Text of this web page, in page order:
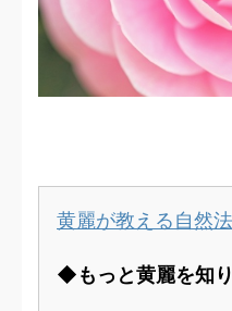
黄麗が教える自然
◆もっと黄麗を知